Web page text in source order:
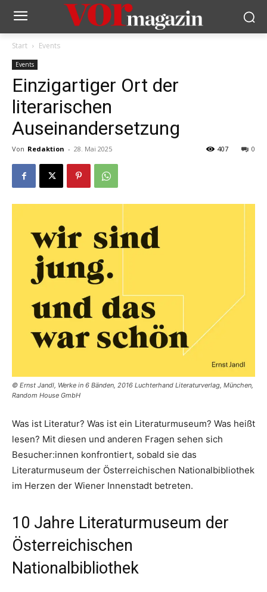
Start Events
Events
Einzigartiger Ort der
literarischen
Auseinandersetzung
Von Redaktion - 28. Mai 2025 0
407
© Ernst Jandl, Werke in 6 Bänden, 2016 Luchterhand Literaturverlag, München,
Random House GmbH
Was ist Literatur? Was ist ein Literaturmuseum? Was heißt
lesen? Mit diesen und anderen Fragen sehen sich
Besucher:innen konfrontiert, sobald sie das
Literaturmuseum der Österreichischen Nationalbibliothek
im Herzen der Wiener Innenstadt betreten.
10 Jahre Literaturmuseum der
Österreichischen
Nationalbibliothek